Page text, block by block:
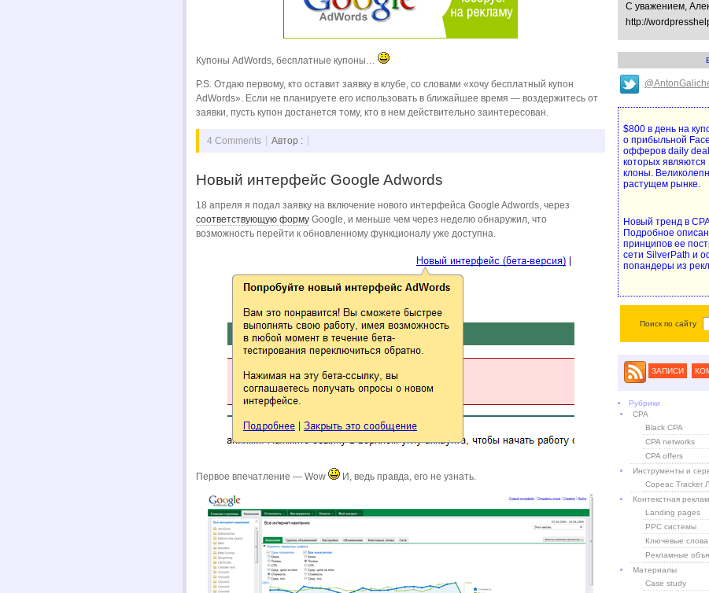
Купоны AdWords, бесплатные купоны…
P.S. Отдаю первому, кто оставит заявку в клубе, со словами «хочу бесплатный купон
AdWords». Если не планируете его использовать в ближайшее время — воздержитесь от
заявки, пусть купон достанется тому, кто в нем действительно заинтересован.
4 Comments Автор :
Новый интерфейс Google Adwords
18 апреля я подал заявку на включение нового интерфейса Google Adwords, через
соответствующую форму Google, и меньше чем через неделю обнаружил, что
возможность перейти к обновленному функционалу уже доступна.
Первое впечатление — Wow И, ведь правда, его не узнать.
С уважением,
http://
$800 в день на
о прибыльной
офферов daily
которых являются
клоны.
растущем рынке.
Новый тренд в
Подробное
принципов ее
сети SilverPath и
попандеры из
Поиск по сайту
ЗАПИСИ
Рубрики
CPA
Black CPA
CPA networks
CPA offers
Инструменты и
Copeac Tracker
Контекстная
Landing pages
PPC системы
Ключевые слова
Рекламные
Материалы
Case study